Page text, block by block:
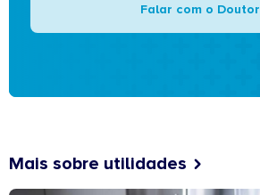
Falar com o Doutor
Mais sobre utilidades